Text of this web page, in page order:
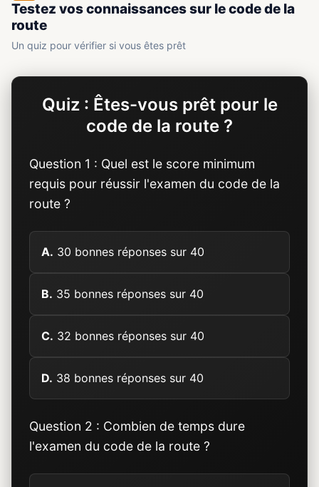
Testez vos connaissances sur le code de la
route
Un quiz pour vérifier si vous êtes prêt
Quiz : Êtes-vous prêt pour le
code de la route ?
Question 1 : Quel est le score minimum
requis pour réussir l'examen du code de la
route ?
A. 30 bonnes réponses sur 40
B. 35 bonnes réponses sur 40
C. 32 bonnes réponses sur 40
D. 38 bonnes réponses sur 40
Question 2 : Combien de temps dure
l'examen du code de la route ?